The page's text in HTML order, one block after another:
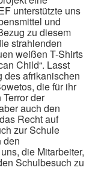
unterstützte uns
und
zu diesem
strahlenden
weißen T-Shirts
Child“. Lasst
des afrikanischen
die für ihr
der
auch den
Recht auf
zur Schule
den
die Mitarbeiter,
Schulbesuch zu